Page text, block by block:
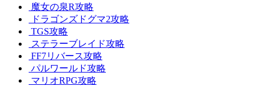
魔女の泉R攻略
ドラゴンズドグマ2攻略
TGS攻略
ステラーブレイド攻略
FF7リバース攻略
パルワールド攻略
マリオRPG攻略